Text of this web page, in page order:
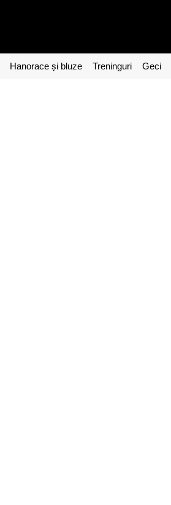
Hanorace și bluze Treninguri Geci